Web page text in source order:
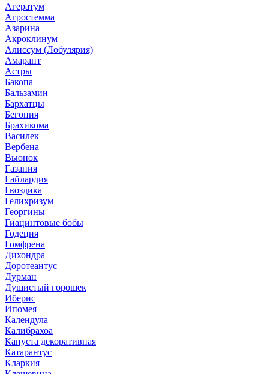
Агератум
Агростемма
Азарина
Акроклинум
Алиссум (Лобулярия)
Амарант
Астры
Бакопа
Бальзамин
Бархатцы
Бегония
Брахикома
Василек
Вербена
Вьюнок
Газания
Гайлардия
Гвоздика
Гелихризум
Георгины
Гиацинтовые бобы
Годеция
Гомфрена
Дихондра
Доротеантус
Дурман
Душистый горошек
Иберис
Ипомея
Календула
Калибрахоа
Капуста декоративная
Катарантус
Кларкия